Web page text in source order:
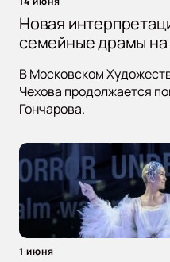
Новая
семейные драмы
В Московском
Чехова продолжается
Гончарова.
1 июня